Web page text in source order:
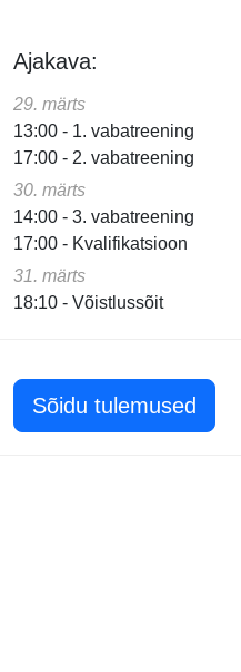
Ajakava:
29. märts
13:00 - 1. vabatreening
17:00 - 2. vabatreening
30. märts
14:00 - 3. vabatreening
17:00 - Kvalifikatsioon
31. märts
18:10 - Võistlussõit
Sõidu tulemused